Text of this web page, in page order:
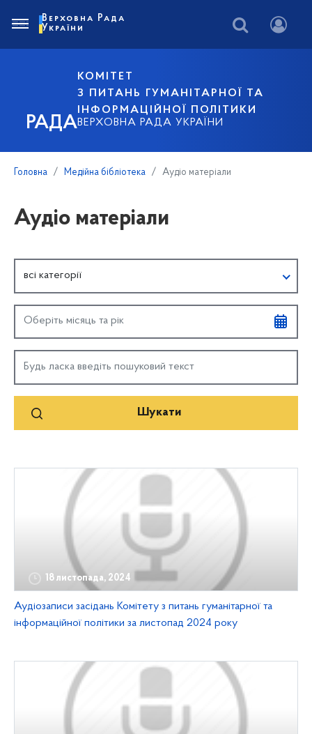
РАДА
КОМІТЕТ
З ПИТАНЬ ГУМАНІТАРНОЇ ТА
ІНФОРМАЦІЙНОЇ ПОЛІТИКИ
ВЕРХОВНА РАДА УКРАЇНИ
Верховна Рада
України
Головна Медійна бібліотека Аудіо матеріали
Аудіо матеріали
всі категорії
18 листопада, 2024
Аудіозаписи засідань Комітету з питань гуманітарної та
інформаційної політики за листопад 2024 року